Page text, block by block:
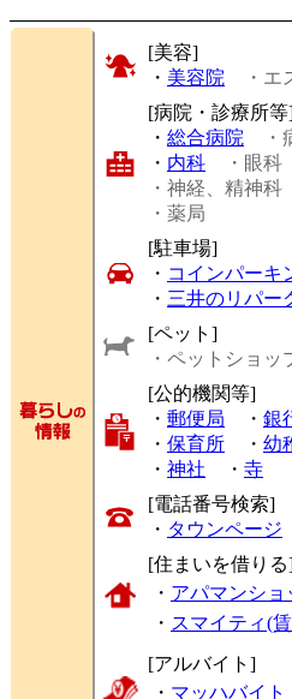
[美容]
・ 美容院 ・エ
[病院・診療所
・ 総合病院 ・
・ 内科 ・眼科
・神経、精神科
・薬局
[駐車場]
・ コインパーキ
・ 三井のリパー
[ペット]
・ペットショッ
[公的機関等]
・ 郵便局 ・ 銀
・ 保育所 ・ 幼
・ 神社 ・ 寺
[電話番号検索]
・ タウンページ
[住まいを借り
・ アパマンショ
・ スマイティ(
[アルバイト]
・ マッハバイト